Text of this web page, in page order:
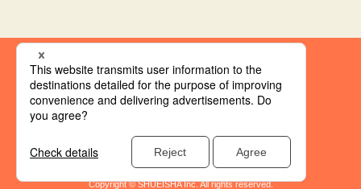
集英社 オレンジ文庫とは
創刊にあたって
推奨環境
集英社の個人情報取り扱い
Copyright © SHUEISHA Inc. All rights reserved.